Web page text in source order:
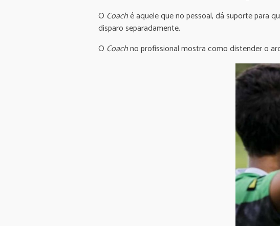
O Coaché aquele que no pessoal, dá suporte para
disparo separadamente.
O Coachno profissional mostra como distender o